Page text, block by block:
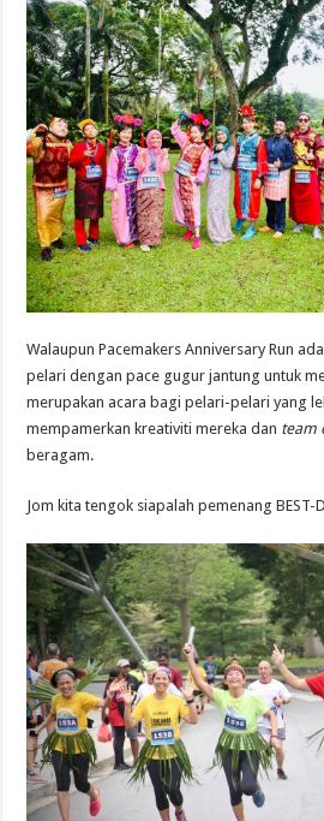
Walaupun Pacemakers Anniversary Run
pelari dengan pace gugur jantung untuk
merupakan acara bagi pelari-pelari yang
mempamerkan kreativiti mereka dan team
beragam.
Jom kita tengok siapalah pemenang BEST-